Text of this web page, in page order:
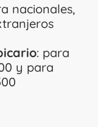
nacionales,
: para
y para